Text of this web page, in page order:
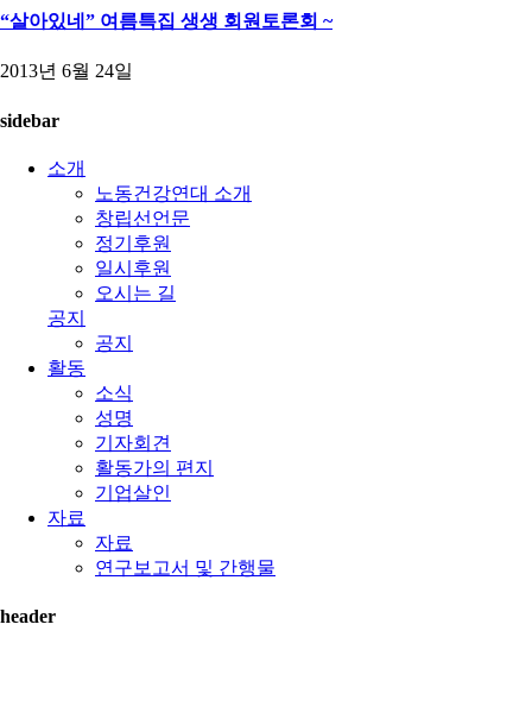
“살아있네” 여름특집 생생 회원토론회 ~
2013년 6월 24일
sidebar
소개
노동건강연대 소개
창립선언문
정기후원
일시후원
오시는 길
공지
공지
활동
소식
성명
기자회견
활동가의 편지
기업살인
자료
자료
연구보고서 및 간행물
header